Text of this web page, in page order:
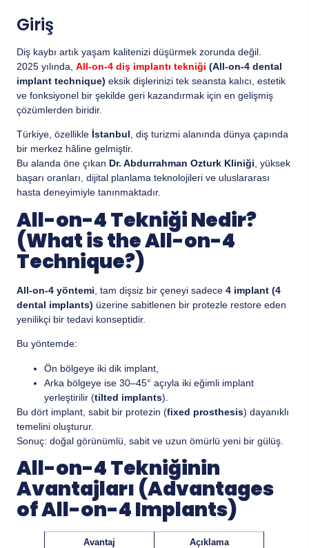
Giriş
Diş kaybı artık yaşam kalitenizi düşürmek zorunda değil.
2025 yılında, All-on-4 diş implantı tekniği (All-on-4 dental
implant technique) eksik dişlerinizi tek seansta kalıcı, estetik
ve fonksiyonel bir şekilde geri kazandırmak için en gelişmiş
çözümlerden biridir.
Türkiye, özellikle İstanbul, diş turizmi alanında dünya çapında
bir merkez hâline gelmiştir.
Bu alanda öne çıkan Dr. Abdurrahman Ozturk Kliniği, yüksek
başarı oranları, dijital planlama teknolojileri ve uluslararası
hasta deneyimiyle tanınmaktadır.
All-on-4 Tekniği Nedir?
(What is the All-on-4
Technique?)
All-on-4 yöntemi , tam dişsiz bir çeneyi sadece 4 implant (4
dental implants) üzerine sabitlenen bir protezle restore eden
yenilikçi bir tedavi konseptidir.
Bu yöntemde:
Ön bölgeye iki dik implant,
Arka bölgeye ise 30–45° açıyla iki eğimli implant
yerleştirilir (tilted implants).
Bu dört implant, sabit bir protezin (fixed prosthesis) dayanıklı
temelini oluşturur.
Sonuç: doğal görünümlü, sabit ve uzun ömürlü yeni bir gülüş.
All-on-4 Tekniğinin
Avantajları (Advantages
of All-on-4 Implants)
Avantaj Açıklama